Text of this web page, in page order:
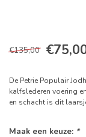
€135,00
De Petrie Populair
kalfslederen voering
en schacht is dit
Maak een keuze: *